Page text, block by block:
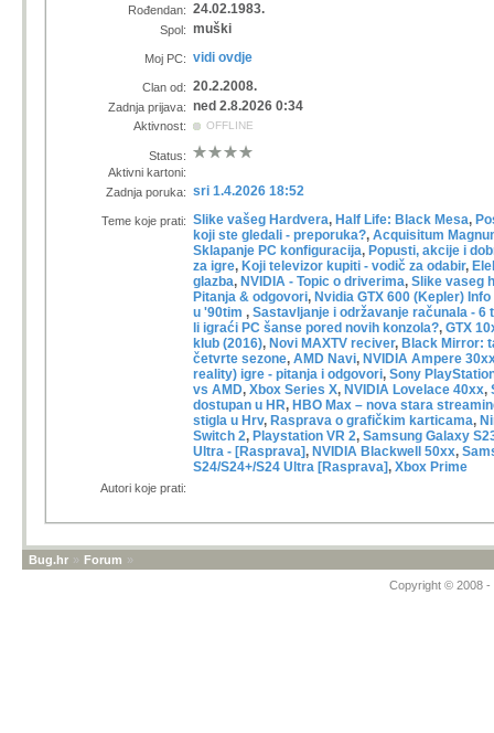
Rođendan: 24.02.1983.
Spol: muški
Moj PC: vidi ovdje
Clan od: 20.2.2008.
Zadnja prijava: ned 2.8.2026 0:34
Aktivnost: OFFLINE
Status:
Aktivni kartoni:
Zadnja poruka: sri 1.4.2026 18:52
Teme koje prati: Slike vašeg Hardvera, Half Life: Black Mesa,
koji ste gledali - preporuka?, Acquisitum
Sklapanje PC konfiguracija, Popusti, akcije i
za igre, Koji televizor kupiti - vodič za odabir,
glazba, NVIDIA - Topic o driverima, Slike vaseg
Pitanja & odgovori, Nvidia GTX 600 (Kepler) Info
u '90tim , Sastavljanje i održavanje računala - 6
li igraći PC šanse pored novih konzola?, GTX
klub (2016), Novi MAXTV reciver, Black Mirror:
četvrte sezone, AMD Navi, NVIDIA Ampere
reality) igre - pitanja i odgovori, Sony
vs AMD, Xbox Series X, NVIDIA Lovelace 40xx,
dostupan u HR, HBO Max – nova stara
stigla u Hrv, Rasprava o grafičkim karticama,
Switch 2, Playstation VR 2, Samsung Galaxy
Ultra - [Rasprava], NVIDIA Blackwell 50xx,
S24/S24+/S24 Ultra [Rasprava], Xbox Prime
Autori koje prati:
Bug.hr » Forum »
Copyright © 2008 -